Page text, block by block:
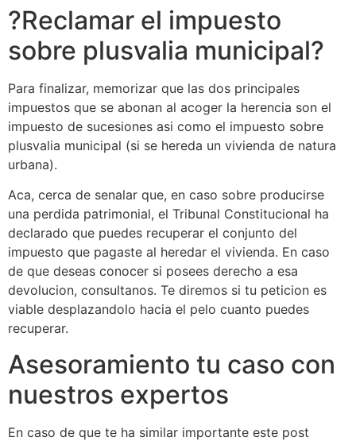
?Reclamar el impuesto
sobre plusvalia municipal?
Para finalizar, memorizar que las dos principales
impuestos que se abonan al acoger la herencia son el
impuesto de sucesiones asi como el impuesto sobre
plusvalia municipal (si se hereda un vivienda de natura
urbana).
Aca, cerca de senalar que, en caso sobre producirse
una perdida patrimonial, el Tribunal Constitucional ha
declarado que puedes recuperar el conjunto del
impuesto que pagaste al heredar el vivienda. En caso
de que deseas conocer si posees derecho a esa
devolucion, consultanos. Te diremos si tu peticion es
viable desplazandolo hacia el pelo cuanto puedes
recuperar.
Asesoramiento tu caso con
nuestros expertos
En caso de que te ha similar importante este post